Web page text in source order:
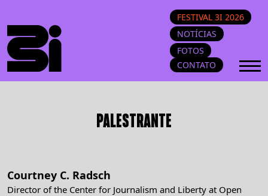
FESTIVAL 3I 2026
NOTÍCIAS
FOTOS
CONTATO
PALESTRANTE
Courtney C. Radsch
Director of the Center for Journalism and Liberty at Open